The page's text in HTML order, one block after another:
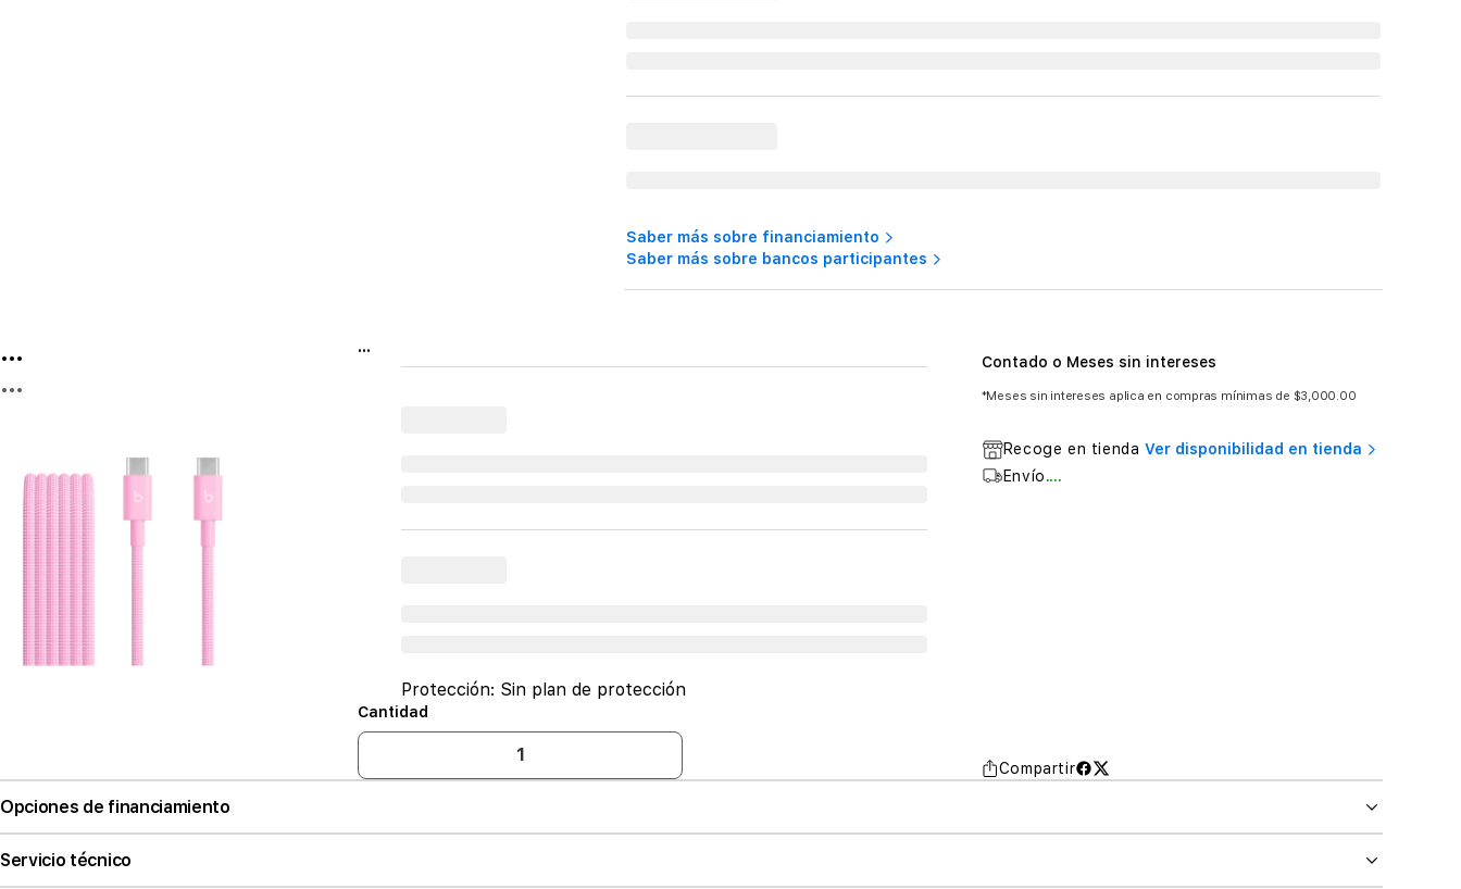
Saber más sobre financiamiento
Saber más sobre bancos participantes
...
...
...
Protección: Sin plan de protección
Cantidad
Contado o Meses sin intereses
*Meses sin intereses aplica en compras mínimas de $3,000.00
Recoge en tienda Ver disponibilidad en tienda
Envío....
Compartir
Opciones de financiamiento
Servicio técnico